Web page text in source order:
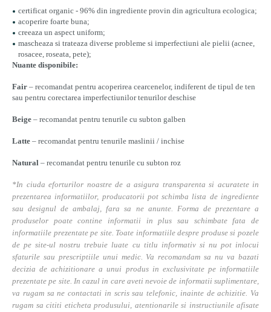
certificat organic - 96% din ingrediente provin din agricultura ecologica;
acoperire foarte buna;
creeaza un aspect uniform;
mascheaza si trateaza diverse probleme si imperfectiuni ale pielii (acnee,
rosacee, roseata, pete);
Nuante disponibile:
Fair – recomandat pentru acoperirea cearcenelor, indiferent de tipul de ten
sau pentru corectarea imperfectiunilor tenurilor deschise
Beige – recomandat pentru tenurile cu subton galben
Latte – recomandat pentru tenurile maslinii / inchise
Natural – recomandat pentru tenurile cu subton roz
*In ciuda eforturilor noastre de a asigura transparenta si acuratete in
prezentarea informatiilor, producatorii pot schimba lista de ingrediente
sau designul de ambalaj, fara sa ne anunte. Forma de prezentare a
produselor poate contine informatii in plus sau schimbate fata de
informatiile prezentate pe site. Toate informatiile despre produse si pozele
de pe site-ul nostru trebuie luate cu titlu informativ si nu pot inlocui
sfaturile sau prescriptiile unui medic. Va recomandam sa nu va bazati
decizia de achizitionare a unui produs in exclusivitate pe informatiile
prezentate pe site. In cazul in care aveti nevoie de informatii suplimentare,
va rugam sa ne contactati in scris sau telefonic, inainte de achizitie. Va
rugam sa cititi eticheta produsului, atentionarile si instructiunile afisate